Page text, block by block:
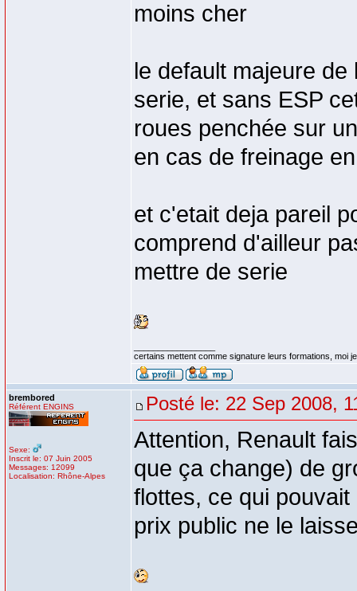
moins cher
le default majeure
serie, et sans ESP
roues penchée sur
en cas de freinage
et c'etait deja pareil
comprend d'ailleur
mettre de serie
certains mettent comme signature leurs formations, moi
brembored
Référent ENGINS
Sexe:
Inscrit le: 07 Juin 2005
Messages: 12099
Localisation: Rhône-Alpes
Posté le: 22 Sep 2008,
Attention, Renault
que ça change) de
flottes, ce qui
prix public ne le